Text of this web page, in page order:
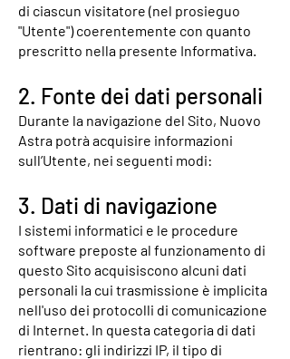
di ciascun visitatore (nel prosieguo
"Utente") coerentemente con quanto
prescritto nella presente Informativa.
2. Fonte dei dati personali
Durante la navigazione del Sito, Nuovo
Astra potrà acquisire informazioni
sull’Utente, nei seguenti modi:
3. Dati di navigazione
I sistemi informatici e le procedure
software preposte al funzionamento di
questo Sito acquisiscono alcuni dati
personali la cui trasmissione è implicita
nell'uso dei protocolli di comunicazione
di Internet. In questa categoria di dati
rientrano: gli indirizzi IP, il tipo di